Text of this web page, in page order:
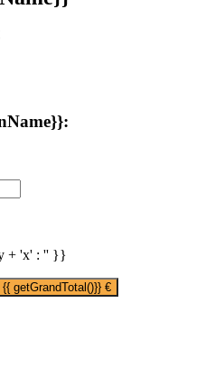
+ 'x' : '' }}
{{ getGrandTotal()}} €